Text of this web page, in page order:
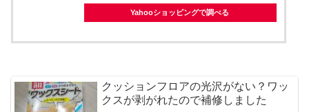
Yahooショッピングで調べる
クッションフロアの光沢がない？ワッ
クスが剥がれたので補修しました